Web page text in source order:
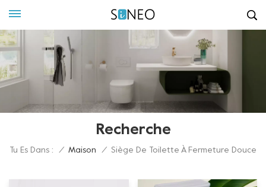
Recherche
Tu Es Dans : / Maison / Siège De Toilette À Fermeture Douce